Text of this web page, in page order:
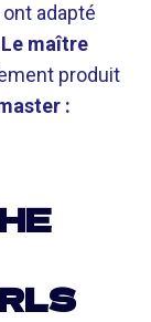
adapté
Le maître
produit
: